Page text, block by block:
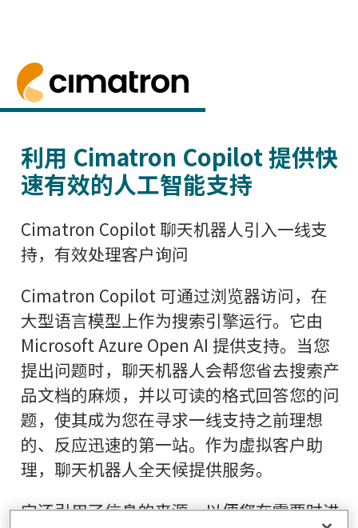
首页 > Cimatron Copilot - AI 支持
Cimatron Copilot - 一个人工智能聊天机器人，
Cimatron Copilot - AI 支持
利用 Cimatron Copilot 提供快
速有效的人工智能支持
Cimatron Copilot 聊天机器人引入一线支
持，有效处理客户询问
Cimatron Copilot 可通过浏览器访问，在
大型语言模型上作为搜索引擎运行。它由
Microsoft Azure Open AI 提供支持。当您
提出问题时，聊天机器人会帮您省去搜索产
品文档的麻烦，并以可读的格式回答您的问
题，使其成为您在寻求一线支持之前理想
的、反应迅速的第一站。作为虚拟客户助
理，聊天机器人全天候提供服务。
它还引用了信息的来源，以便您在需要时进